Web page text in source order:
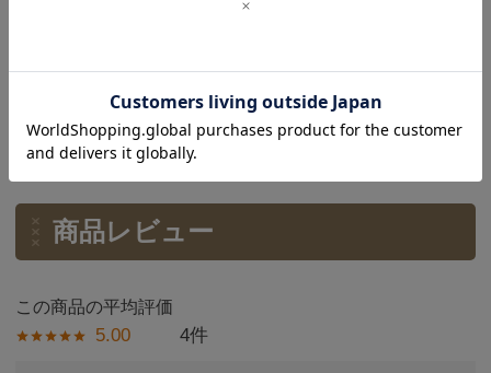
¥715
商品レビュー
5.00 4